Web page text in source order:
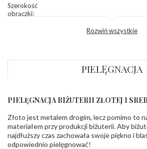
Szerokość
obrączki:
INNE PARAMETRY
Producent
odpowiedzialny:
PZ Stelmach Sp. z o.o.
Opole; NIP 7542889545;
Bezpieczeństwo
Nie nadaje się dla dzieci w
Rozwiń wszystkie
PIELĘGNACJA
PIELĘGNACJA BIŻUTERII ZŁOTEJ I
Złoto jest metalem drogim, lecz pomimo to
materiałem przy produkcji biżuterii. Aby
najdłuższy czas zachowała swoje piękno i
odpowiednio pielęgnować!